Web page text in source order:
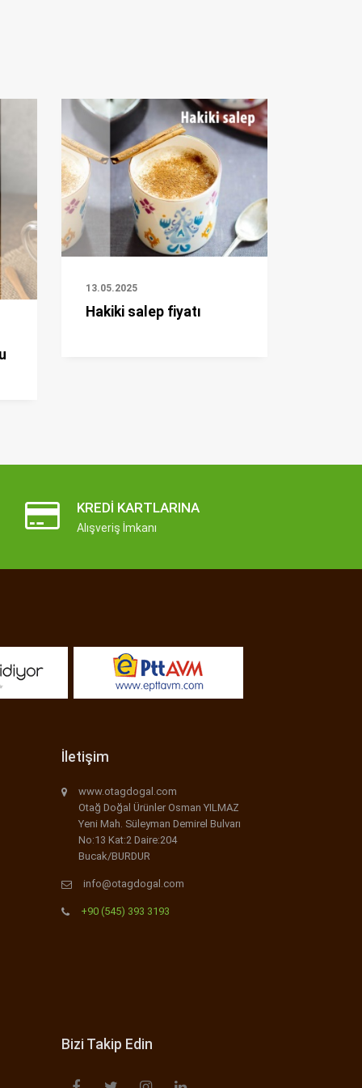
13.05.2025
Hakiki salep fiyatı
KREDI KARTLARINA
Alışveriş İmkanı
İletişim
www.otagdogal.com
Otağ Doğal Ürünler Osman YILMAZ
Yeni Mah. Süleyman Demirel Bulvarı
No:13 Kat:2 Daire:204
Bucak/BURDUR
info@otagdogal.com
+90 (545) 393 3193
Bizi Takip Edin